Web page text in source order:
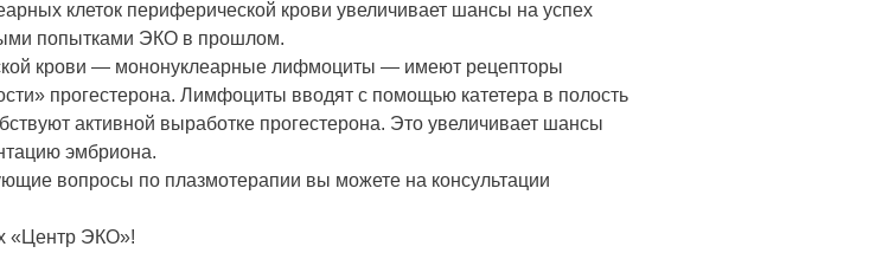
клеток периферической крови увеличивает шансы на успех
попытками ЭКО в прошлом.
крови — мононуклеарные лифмоциты — имеют рецепторы
прогестерона. Лимфоциты вводят с помощью катетера в полость
активной выработке прогестерона. Это увеличивает шансы
эмбриона.
вопросы по плазмотерапии вы можете на консультации
«Центр ЭКО»!